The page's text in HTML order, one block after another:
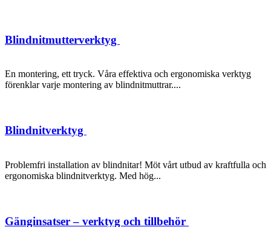
Blindnitmutterverktyg
En montering, ett tryck. Våra effektiva och ergonomiska verktyg
förenklar varje montering av blindnitmuttrar....
Blindnitverktyg
Problemfri installation av blindnitar! Möt vårt utbud av kraftfulla och
ergonomiska blindnitverktyg. Med hög...
Gänginsatser – verktyg och tillbehör